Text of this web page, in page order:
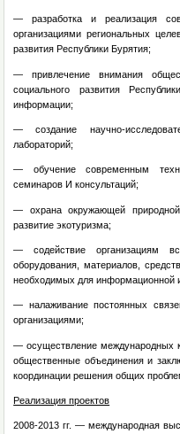
— разработка и реализация
организациями региональных
развития Республики Бурятия;
— привлечение внимания
социального развития
информации;
— создание научно-
лабораторий;
— обучение современным
семинаров И консультаций;
— охрана окружающей
развитие экотуризма;
— содействие организациям
оборудования, материалов,
необходимых для информационной
— налаживание постоянных
организациями;
— осуществление международных
общественные объединения и
координации решения общих
Реализация проектов
2008-2013 гг. — международная